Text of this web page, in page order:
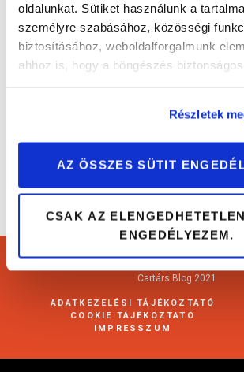
oldalunkat. Sütiket használunk a
személyre szabásához, közösségi
biztosításához, weboldalforgalmunk
ahhoz is, hogy a böngészés
Részletek
AZ ÖSSZES SÜTIT
CSAK AZ
ENGEDÉLYEZEM.
Würtemberg kerékcsapágyak:
Cartárs Blog 2021
ADATKEZELÉSI TÁJÉKOZTATÓ
COOKIE TÁJÉKOZTATÓ
IMPRESSZUM